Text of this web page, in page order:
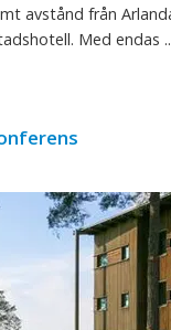
avstånd från
Med endas